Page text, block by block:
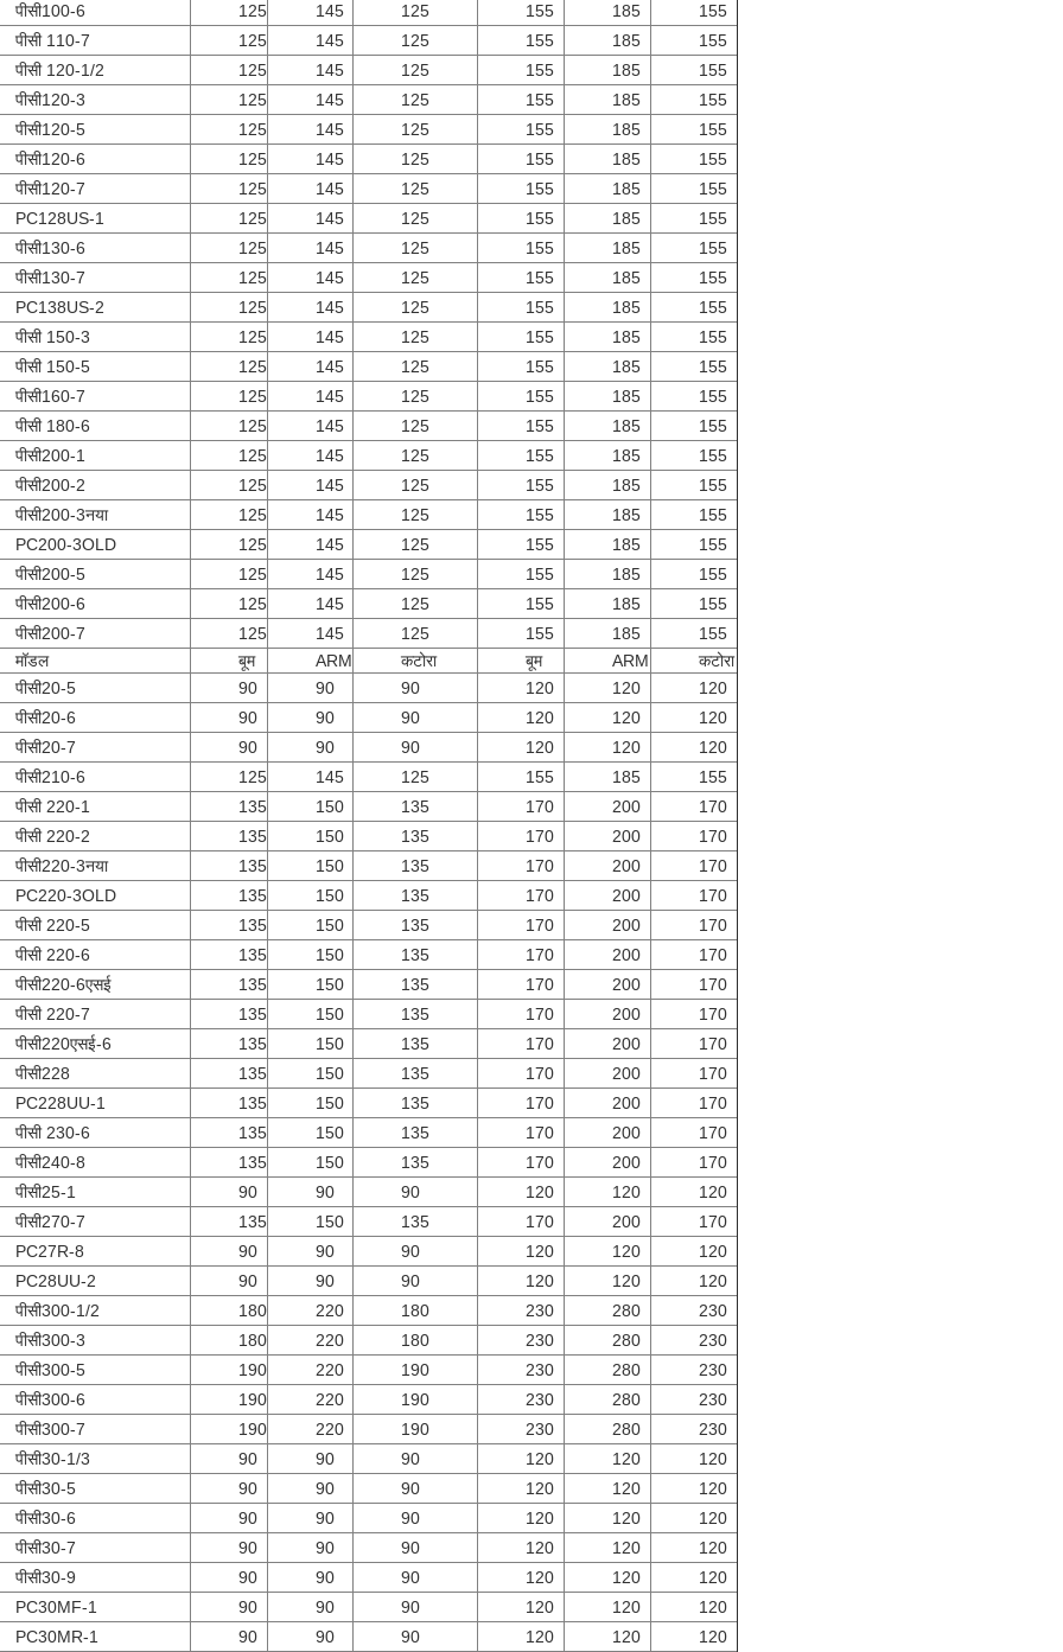
पीसी100-6
125 145 125 155 185
155
पीसी 110-7
125 145 125 155 185
155
पीसी 120-1/2
125 145 125 155 185
155
पीसी120-3
125 145 125 155 185
155
पीसी120-5
125 145 125 155 185
155
पीसी120-6
125 145 125 155 185
155
पीसी120-7
125 145 125 155 185
155
PC128US-1
125 145 125 155 185
155
पीसी130-6
125 145 125 155 185
155
पीसी130-7
125 145 125 155 185
155
PC138US-2
125 145 125 155 185
155
पीसी 150-3
125 145 125 155 185
155
पीसी 150-5
125 145 125 155 185
155
पीसी160-7
125 145 125 155 185
155
पीसी 180-6
125 145 125 155 185
155
पीसी200-1
125 145 125 155 185
155
पीसी200-2
125 145 125 155 185
155
पीसी200-3नया
125 145 125 155 185
155
PC200-3OLD
125 145 125 155 185
155
पीसी200-5
125 145 125 155 185
155
पीसी200-6
125 145 125 155 185
155
पीसी200-7
125 145 125 155 185
155
मॉडल
बूम ARM कटोरा बूम ARM
कटोरा
पीसी20-5
90 90 90 120 120
120
पीसी20-6
90 90 90 120 120
120
पीसी20-7
90 90 90 120 120
120
पीसी210-6
125 145 125 155 185
155
पीसी 220-1
135 150 135 170 200
170
पीसी 220-2
135 150 135 170 200
170
पीसी220-3नया
135 150 135 170 200
170
PC220-3OLD
135 150 135 170 200
170
पीसी 220-5
135 150 135 170 200
170
पीसी 220-6
135 150 135 170 200
170
पीसी220-6एसई
135 150 135 170 200
170
पीसी 220-7
135 150 135 170 200
170
पीसी220एसई-6
135 150 135 170 200
170
पीसी228
135 150 135 170 200
170
PC228UU-1
135 150 135 170 200
170
पीसी 230-6
135 150 135 170 200
170
पीसी240-8
135 150 135 170 200
170
पीसी25-1
90 90 90 120 120
120
पीसी270-7
135 150 135 170 200
170
PC27R-8
90 90 90 120 120
120
PC28UU-2
90 90 90 120 120
120
पीसी300-1/2
180 220 180 230 280
230
पीसी300-3
180 220 180 230 280
230
पीसी300-5
190 220 190 230 280
230
पीसी300-6
190 220 190 230 280
230
पीसी300-7
190 220 190 230 280
230
पीसी30-1/3
90 90 90 120 120
120
पीसी30-5
90 90 90 120 120
120
पीसी30-6
90 90 90 120 120
120
पीसी30-7
90 90 90 120 120
120
पीसी30-9
90 90 90 120 120
120
PC30MF-1
90 90 90 120 120
120
PC30MR-1
90 90 90 120 120 120